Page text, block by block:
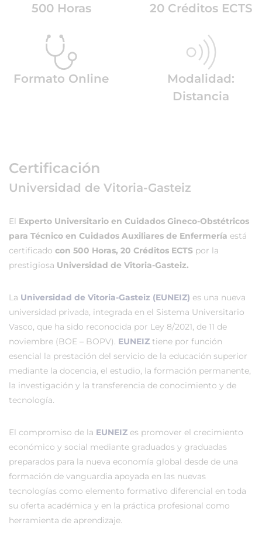
500 Horas 20 Créditos ECTS
Formato Online
Modalidad:
Distancia
Certificación
Universidad de Vitoria-Gasteiz
El Experto Universitario en Cuidados Gineco-Obstétricos
para Técnico en Cuidados Auxiliares de Enfermería está
certificado con 500 Horas, 20 Créditos ECTS por la
prestigiosa Universidad de Vitoria-Gasteiz.
La Universidad de Vitoria-Gasteiz (EUNEIZ) es una nueva
universidad privada, integrada en el Sistema Universitario
Vasco, que ha sido reconocida por Ley 8/2021, de 11 de
noviembre (BOE – BOPV). EUNEIZ tiene por función
esencial la prestación del servicio de la educación superior
mediante la docencia, el estudio, la formación permanente,
la investigación y la transferencia de conocimiento y de
tecnología.
El compromiso de la EUNEIZ es promover el crecimiento
económico y social mediante graduados y graduadas
preparados para la nueva economía global desde de una
formación de vanguardia apoyada en las nuevas
tecnologías como elemento formativo diferencial en toda
su oferta académica y en la práctica profesional como
herramienta de aprendizaje.